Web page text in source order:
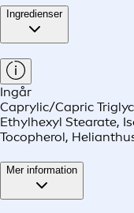
Ingredienser
Ingår
Caprylic/Capric
Ethylhexyl Stearate,
Tocopherol,
Mer information